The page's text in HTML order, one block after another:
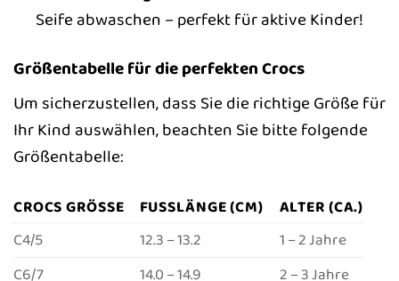
Seife abwaschen – perfekt für aktive Kinder!
Größentabelle für die perfekten Crocs
Um sicherzustellen, dass Sie die richtige Größe für
Ihr Kind auswählen, beachten Sie bitte folgende
Größentabelle:
CROCS GRÖSSE FUSSLÄNGE (CM)
ALTER (CA.)
C4/5
12.3 – 13.2
1 – 2 Jahre
C6/7
14.0 – 14.9
2 – 3 Jahre